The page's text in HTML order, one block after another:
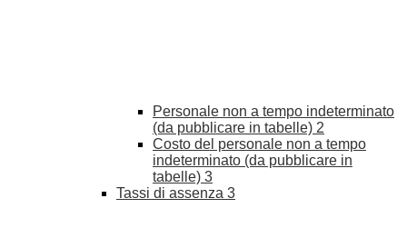
Personale non a tempo indeterminato
(da pubblicare in tabelle) 2
Costo del personale non a tempo
indeterminato (da pubblicare in
tabelle) 3
Tassi di assenza 3